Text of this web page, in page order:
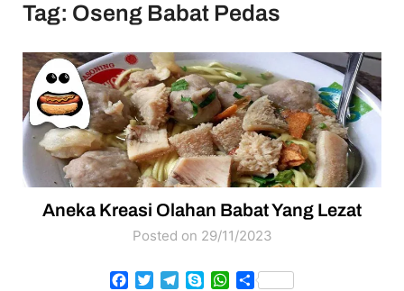
Tag: Oseng Babat Pedas
Aneka Kreasi Olahan Babat Yang Lezat
Posted on 29/11/2023
Facebook
TwitterTelegram
SkypeWhatsApp
Share